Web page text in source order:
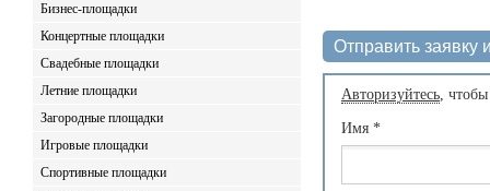
Бизнес-площадки
Концертные площадки
Свадебные площадки
Летние площадки
Загородные площадки
Игровые площадки
Спортивные площадки
Отправить заявку
Авторизуйтесь,
Имя *